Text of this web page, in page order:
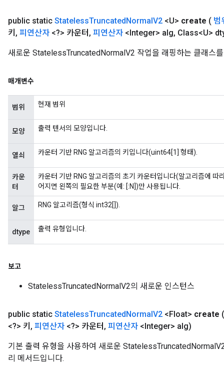
public static StatelessTruncatedNormalV2 <U> create ( 범
키 , 피연산자 <?> 카운터 , 피연산자 <Integer> alg, Class<U>
새로운 StatelessTruncatedNormalV2 작업을 래핑하는 클래스
매개변수
범위 현재 범위
모양 출력 텐서의 모양입니다.
열쇠 카운터 기반 RNG 알고리즘의 키입니다(uint64[1] 형태).
카운
터
카운터 기반 RNG 알고리즘의 초기 카운터입니다(알고리즘에
어지면 왼쪽의 필요한 부분(예: [:N])만 사용됩니다.
알그 RNG 알고리즘(형식 int32[]).
dtype 출력 유형입니다.
보고
StatelessTruncatedNormalV2의 새로운 인스턴스
public static StatelessTruncatedNormalV2 <Float> create
<?> 키 , 피연산자 <?> 카운터 , 피연산자 <Integer> alg)
기본 출력 유형을 사용하여 새로운
리 메서드입니다.